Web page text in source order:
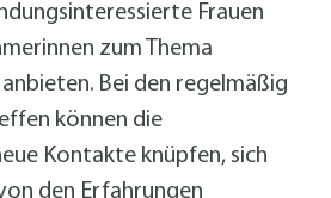
Frauen
zum Thema
Bei den regelmäßig
können die
Kontakte knüpfen, sich
den Erfahrungen